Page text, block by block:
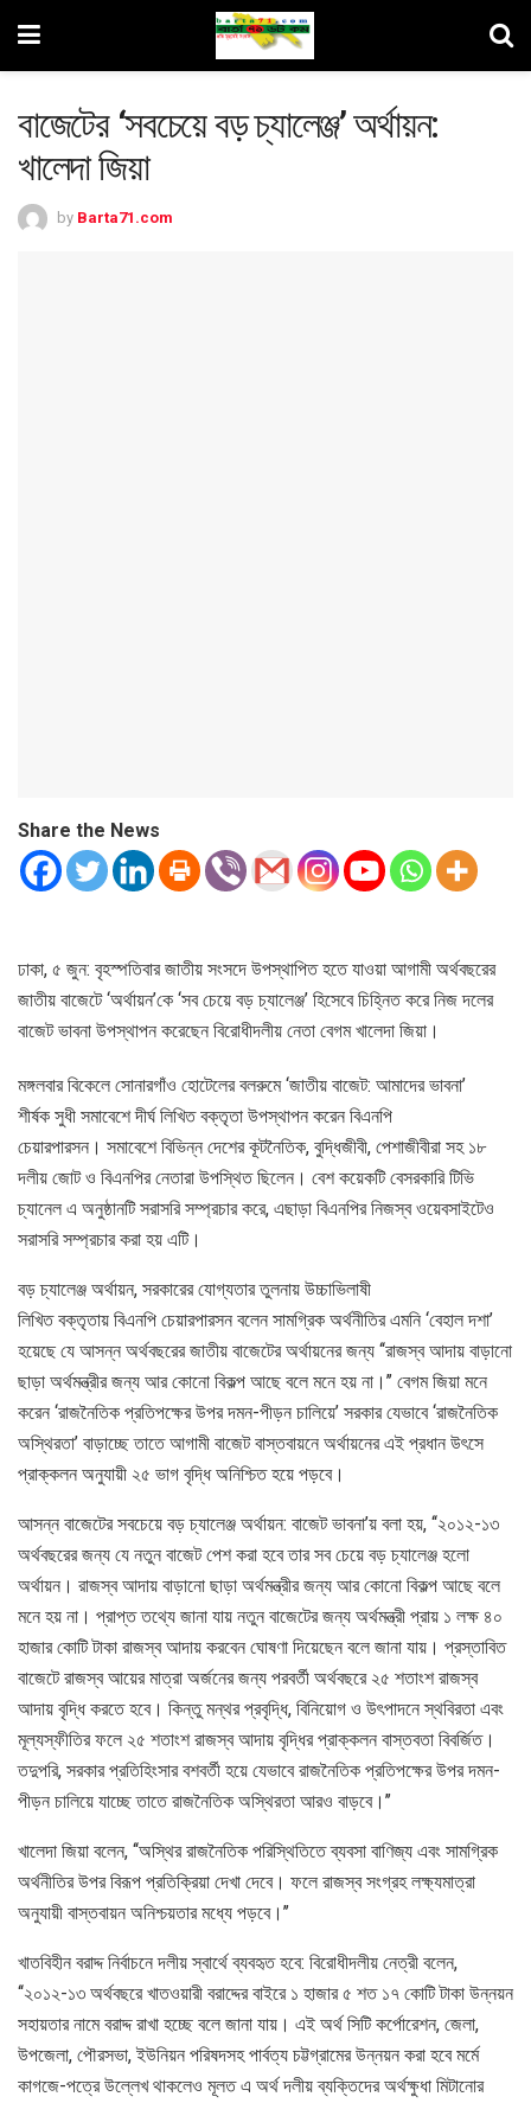
বাজেটের ‘সবচেয়ে বড় চ্যালেঞ্জ’ অর্থায়ন:
খালেদা জিয়া
by Barta71.com
Share the News
ঢাকা, ৫ জুন: বৃহস্পতিবার জাতীয় সংসদে উপস্থাপিত হতে যাওয়া আগামী অর্থবছরের
জাতীয় বাজেটে ‘অর্থায়ন’কে ‘সব চেয়ে বড় চ্যালেঞ্জ’ হিসেবে চিহ্নিত করে নিজ দলের
বাজেট ভাবনা উপস্থাপন করেছেন বিরোধীদলীয় নেতা বেগম খালেদা জিয়া।
মঙ্গলবার বিকেলে সোনারগাঁও হোটেলের বলরুমে ‘জাতীয় বাজেট: আমাদের ভাবনা’
শীর্ষক সুধী সমাবেশে দীর্ঘ লিখিত বক্তৃতা উপস্থাপন করেন বিএনপি
চেয়ারপারসন। সমাবেশে বিভিন্ন দেশের কূটনৈতিক, বুদ্ধিজীবী, পেশাজীবীরা সহ ১৮
দলীয় জোট ও বিএনপির নেতারা উপস্থিত ছিলেন। বেশ কয়েকটি বেসরকারি টিভি
চ্যানেল এ অনুষ্ঠানটি সরাসরি সম্প্রচার করে, এছাড়া বিএনপির নিজস্ব ওয়েবসাইটেও
সরাসরি সম্প্রচার করা হয় এটি।
বড় চ্যালেঞ্জ অর্থায়ন, সরকারের যোগ্যতার তুলনায় উচ্চাভিলাষী
লিখিত বক্তৃতায় বিএনপি চেয়ারপারসন বলেন সামগ্রিক অর্থনীতির এমনি ‘বেহাল দশা’
হয়েছে যে আসন্ন অর্থবছরের জাতীয় বাজেটের অর্থায়নের জন্য ‘‘রাজস্ব আদায় বাড়ানো
ছাড়া অর্থমন্ত্রীর জন্য আর কোনো বিকল্প আছে বলে মনে হয় না।’’ বেগম জিয়া মনে
করেন ‘রাজনৈতিক প্রতিপক্ষের উপর দমন-পীড়ন চালিয়ে’ সরকার যেভাবে ‘রাজনৈতিক
অস্থিরতা’ বাড়াচ্ছে তাতে আগামী বাজেট বাস্তবায়নে অর্থায়নের এই প্রধান উৎসে
প্রাক্কলন অনুযায়ী ২৫ ভাগ বৃদ্ধি অনিশ্চিত হয়ে পড়বে।
আসন্ন বাজেটের সবচেয়ে বড় চ্যালেঞ্জ অর্থায়ন: বাজেট ভাবনা’য় বলা হয়, ‘‘২০১২-১৩
অর্থবছরের জন্য যে নতুন বাজেট পেশ করা হবে তার সব চেয়ে বড় চ্যালেঞ্জ হলো
অর্থায়ন। রাজস্ব আদায় বাড়ানো ছাড়া অর্থমন্ত্রীর জন্য আর কোনো বিকল্প আছে বলে
মনে হয় না। প্রাপ্ত তথ্যে জানা যায় নতুন বাজেটের জন্য অর্থমন্ত্রী প্রায় ১ লক্ষ ৪০
হাজার কোটি টাকা রাজস্ব আদায় করবেন ঘোষণা দিয়েছেন বলে জানা যায়। প্রস্তাবিত
বাজেটে রাজস্ব আয়ের মাত্রা অর্জনের জন্য পরবর্তী অর্থবছরে ২৫ শতাংশ রাজস্ব
আদায় বৃদ্ধি করতে হবে। কিন্তু মন্থর প্রবৃদ্ধি, বিনিয়োগ ও উৎপাদনে স্থবিরতা এবং
মূল্যস্ফীতির ফলে ২৫ শতাংশ রাজস্ব আদায় বৃদ্ধির প্রাক্কলন বাস্তবতা বিবর্জিত।
তদুপরি, সরকার প্রতিহিংসার বশবর্তী হয়ে যেভাবে রাজনৈতিক প্রতিপক্ষের উপর দমন-
পীড়ন চালিয়ে যাচ্ছে তাতে রাজনৈতিক অস্থিরতা আরও বাড়বে।’’
খালেদা জিয়া বলেন, ‘‘অস্থির রাজনৈতিক পরিস্থিতিতে ব্যবসা বাণিজ্য এবং সামগ্রিক
অর্থনীতির উপর বিরূপ প্রতিক্রিয়া দেখা দেবে। ফলে রাজস্ব সংগ্রহ লক্ষ্যমাত্রা
অনুযায়ী বাস্তবায়ন অনিশ্চয়তার মধ্যে পড়বে।’’
খাতবিহীন বরাদ্দ নির্বাচনে দলীয় স্বার্থে ব্যবহৃত হবে: বিরোধীদলীয় নেত্রী বলেন,
‘‘২০১২-১৩ অর্থবছরে খাতওয়ারী বরাদ্দের বাইরে ১ হাজার ৫ শত ১৭ কোটি টাকা উন্নয়ন
সহায়তার নামে বরাদ্দ রাখা হচ্ছে বলে জানা যায়। এই অর্থ সিটি কর্পোরেশন, জেলা,
উপজেলা, পৌরসভা, ইউনিয়ন পরিষদসহ পার্বত্য চট্টগ্রামের উন্নয়ন করা হবে মর্মে
কাগজে-পত্রে উল্লেখ থাকলেও মূলত এ অর্থ দলীয় ব্যক্তিদের অর্থক্ষুধা মিটানোর